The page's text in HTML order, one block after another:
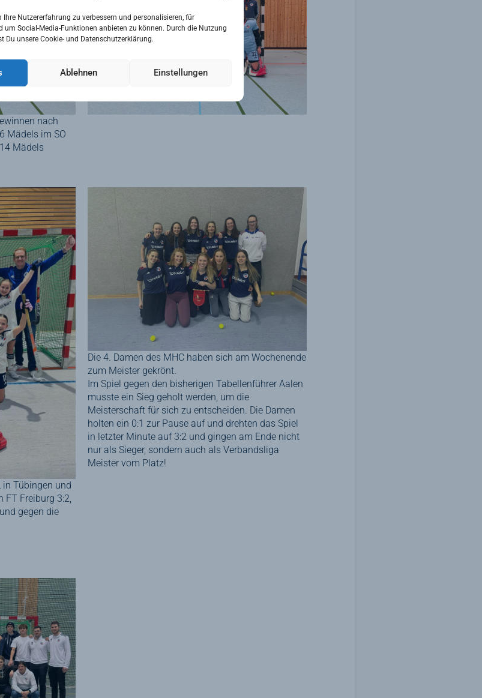
Ihre Nutzererfahrung zu verbessern und personalisieren, für
um Social-Media-Funktionen anbieten zu können. Durch die Nutzung
Du unsere Cookie- und Datenschutzerklärung.
Ablehnen Einstellungen
nach
Mädels im SO
Mädels
in Tübingen und
FT Freiburg 3:2,
gegen die
Die 4. Damen des MHC haben sich am Wochenende
zum Meister gekrönt.
Im Spiel gegen den bisherigen Tabellenführer Aalen
musste ein Sieg geholt werden, um die
Meisterschaft für sich zu entscheiden. Die Damen
holten ein 0:1 zur Pause auf und drehten das Spiel
in letzter Minute auf 3:2 und gingen am Ende nicht
nur als Sieger, sondern auch als Verbandsliga
Meister vom Platz!